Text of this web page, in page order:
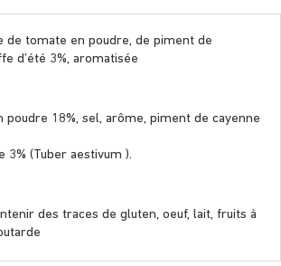
de tomate en poudre, de piment de
d’été 3%, aromatisée
poudre 18%, sel, arôme, piment de cayenne
3% (Tuber aestivum ).
des traces de gluten, oeuf, lait, fruits à